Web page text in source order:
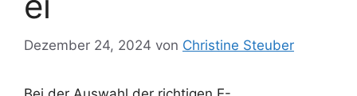
Dezember 24, 2024 von Christine Steuber